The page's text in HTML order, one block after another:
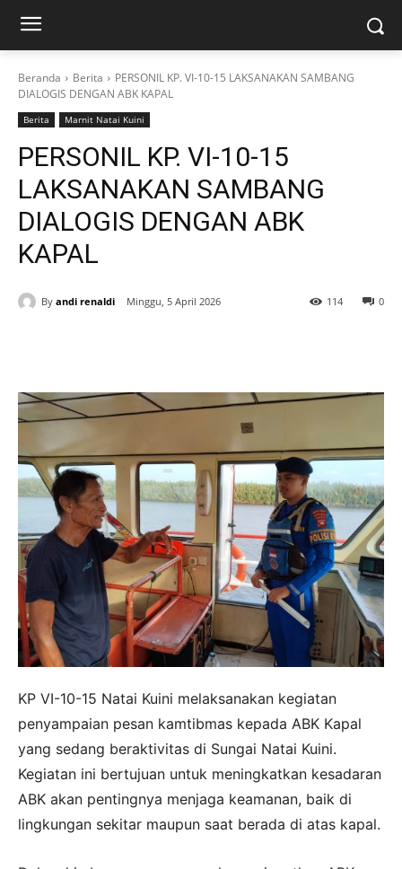
Beranda Berita
PERSONIL KP. VI-10-15 LAKSANAKAN SAMBANG
DIALOGIS DENGAN ABK KAPAL
Berita Marnit Natai Kuini
PERSONIL KP. VI-10-15
LAKSANAKAN SAMBANG
DIALOGIS DENGAN ABK
KAPAL
By andi renaldi Minggu, 5 April 2026 0
114
KP VI-10-15 Natai Kuini melaksanakan kegiatan
penyampaian pesan kamtibmas kepada ABK Kapal
yang sedang beraktivitas di Sungai Natai Kuini.
Kegiatan ini bertujuan untuk meningkatkan kesadaran
ABK akan pentingnya menjaga keamanan, baik di
lingkungan sekitar maupun saat berada di atas kapal.